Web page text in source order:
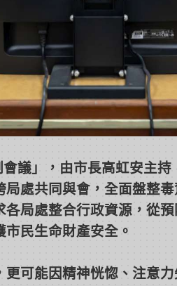
議」，由市長高虹安主持
處共同與會，全面盤整
局處整合行政資源，從
民生命財產安全。
可能因精神恍惚、注意